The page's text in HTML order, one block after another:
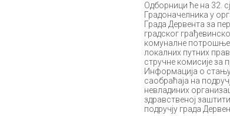
Одборници ће на 32.
Градоначелника у
Града Дервента за
градског
комуналне потрошње
локалних путних
стручне комисије за
Информација о стању
саобраћаја на
невладиних
здравственој
подручју града